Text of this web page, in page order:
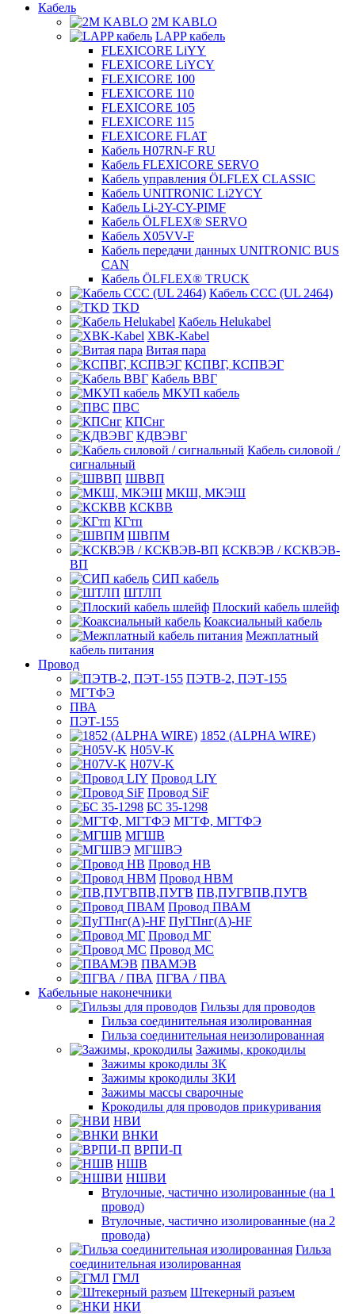
Кабель
2M KABLO
LAPP кабель
FLEXICORE LiYY
FLEXICORE LiYCY
FLEXICORE 100
FLEXICORE 110
FLEXICORE 105
FLEXICORE 115
FLEXICORE FLAT
Кабель H07RN-F RU
Кабель FLEXICORE SERVO
Кабель управления ÖLFLEX CLASSIC
Кабель UNITRONIC Li2YCY
Кабель Li-2Y-CY-PIMF
Кабель ÖLFLEX® SERVO
Кабель X05VV-F
Кабель передачи данных UNITRONIC BUS
CAN
Кабель ÖLFLEX® TRUCK
Кабель CCC (UL 2464)
TKD
Кабель Helukabel
XBK-Kabel
Витая пара
КСПВГ, КСПВЭГ
Кабель ВВГ
МКУП кабель
ПВС
КПСнг
КДВЭВГ
Кабель силовой /
сигнальный
ШВВП
МКШ, МКЭШ
КСКВВ
КГтп
ШВПМ
КСКВЭВ / КСКВЭВ-
ВП
СИП кабель
ШТЛП
Плоский кабель шлейф
Коаксиальный кабель
Межплатный
кабель питания
Провод
ПЭТВ-2, ПЭТ-155
МГТФЭ
ПВА
ПЭТ-155
1852 (ALPHA WIRE)
H05V-K
H07V-K
Провод LIY
Провод SiF
БС 35-1298
МГТФ, МГТФЭ
МГШВ
МГШВЭ
Провод НВ
Провод НВМ
ПВ,ПУГВПВ,ПУГВ
Провод ПВАМ
ПуГПнг(A)-HF
Провод МГ
Провод МС
ПВАМЭВ
ПГВА / ПВА
Кабельные наконечники
Гильзы для проводов
Гильза соединительная изолированная
Гильза соединительная неизолированная
Зажимы, крокодилы
Зажимы крокодилы ЗК
Зажимы крокодилы ЗКИ
Зажимы массы сварочные
Крокодилы для проводов прикуривания
НВИ
ВНКИ
ВРПИ-П
НШВ
НШВИ
Втулочные, частично изолированные (на 1
провод)
Втулочные, частично изолированные (на 2
провода)
Гильза
соединительная изолированная
ГМЛ
Штекерный разъем
НКИ